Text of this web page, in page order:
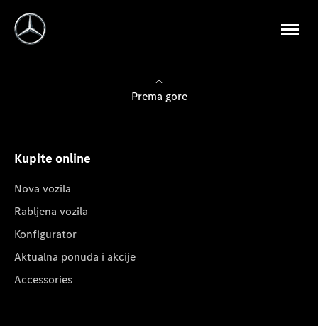
Prema gore
Kupite online
Nova vozila
Rabljena vozila
Konfigurator
Aktualna ponuda i akcije
Accessories